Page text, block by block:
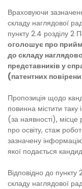
Враховуючи
складу наглядової
пункту 2.4 розділу 2
оголошує про
до складу
представників у
(патентних
Пропозиція щодо
повинна містити таку
(за наявності), місце
про освіту, стаж
зазначену
якої подається
Відповідно до
складу наглядової